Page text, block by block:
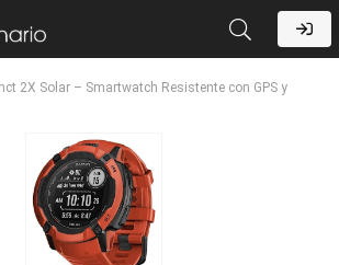
2X Solar – Smartwatch Resistente con GPS y